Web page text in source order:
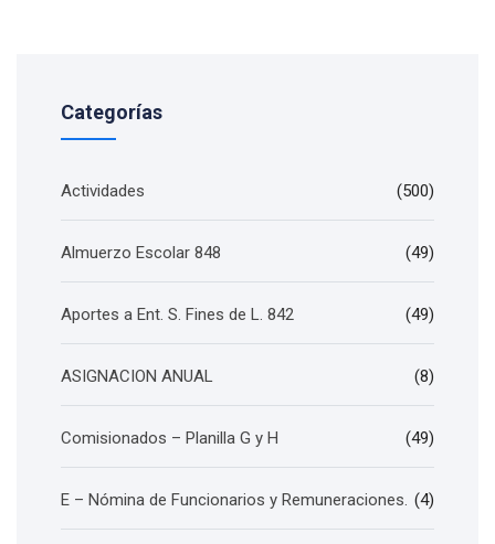
Categorías
Actividades (500)
Almuerzo Escolar 848 (49)
Aportes a Ent. S. Fines de L. 842 (49)
ASIGNACION ANUAL (8)
Comisionados – Planilla G y H (49)
E – Nómina de Funcionarios y Remuneraciones. (4)